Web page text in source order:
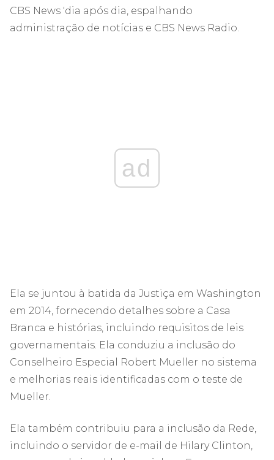
CBS News 'dia após dia, espalhando
administração de notícias e CBS News Radio.
ad
Ela se juntou à batida da Justiça em Washington
em 2014, fornecendo detalhes sobre a Casa
Branca e histórias, incluindo requisitos de leis
governamentais. Ela conduziu a inclusão do
Conselheiro Especial Robert Mueller no sistema
e melhorias reais identificadas com o teste de
Mueller.
Ela também contribuiu para a inclusão da Rede,
incluindo o servidor de e-mail de Hilary Clinton,